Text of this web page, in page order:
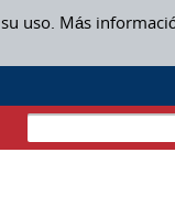
uso. Más